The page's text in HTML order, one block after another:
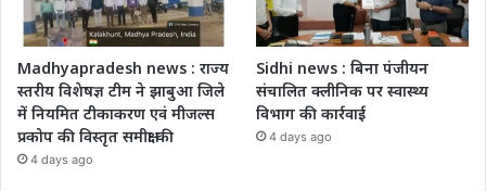
Madhyapradesh news : राज्य
स्तरीय विशेषज्ञ टीम ने झाबुआ जिले
में नियमित टीकाकरण एवं मीजल्स
प्रकोप की विस्तृत समीक्षा की
4 days ago
Sidhi news : बिना पंजीयन
संचालित क्लीनिक पर स्वास्थ्य
विभाग की कार्रवाई
4 days ago